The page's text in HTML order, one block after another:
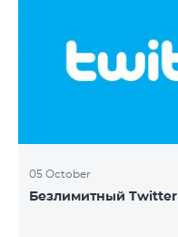
05 October
Безлимитный Twitter